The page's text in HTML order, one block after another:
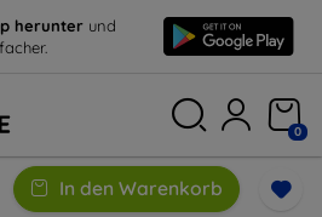
herunter und
0
In den Warenkorb